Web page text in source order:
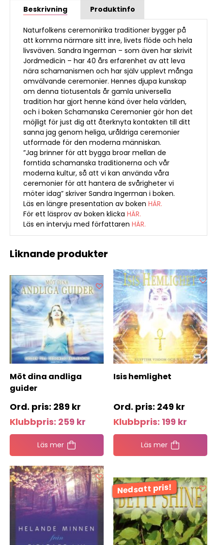
Beskrivning Produktinfo
Naturfolkens ceremonirika traditioner bygger på
att komma närmare sitt inre, livets flöde och hela
livsväven. Sandra Ingerman – som även har skrivit
Jordmedicin – har 40 års erfarenhet av att leva
nära schamanismen och har själv upplevt många
omvälvande ceremonier. Hennes djupa kunskap
om denna tiotusentals år gamla universella
tradition har gjort henne känd över hela världen,
och i boken Schamanska Ceremonier gör hon det
möjligt för just dig att återknyta kontakten till ditt
sanna jag genom heliga, uråldriga ceremonier
utformade för den moderna människan.
”Jag brinner för att bygga broar mellan de
forntida schamanska traditionerna och vår
moderna kultur, så att vi kan använda våra
ceremonier för att hantera de svårigheter vi
möter idag” skriver Sandra Ingerman i boken.
Läs en längre presentation av boken HÄR.
För ett läsprov av boken klicka HÄR.
Läs en intervju med författaren HÄR.
Liknande produkter
Möt dina andliga
guider
289 kr
Klubbpris: 259 kr
Läs mer
Isis hemlighet
249 kr
Klubbpris: 199 kr
Läs mer